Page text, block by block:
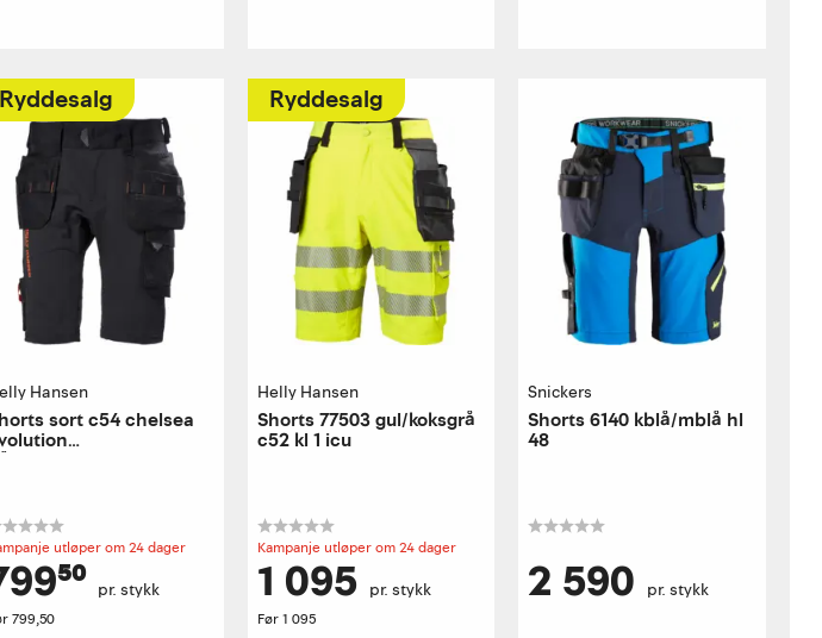
Ryddesalg
Hansen
sort c54 chelsea
håndverkershorts
utløper om 24 dager
pr. stykk
799,50
Ryddesalg
Helly Hansen
Shorts 77503 gul/koksgrå
c52 kl 1 icu
Kampanje utløper om 24 dager
1 095 pr. stykk
Før1 095
Snickers
Shorts 6140 kblå/mblå hl
48
2 590 pr. stykk